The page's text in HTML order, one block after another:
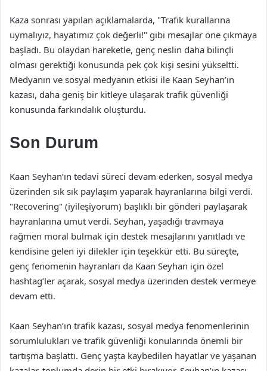
Kaza sonrası yapılan açıklamalarda, "Trafik kurallarına
uymalıyız, hayatımız çok değerli!" gibi mesajlar öne çıkmaya
başladı. Bu olaydan hareketle, genç neslin daha bilinçli
olması gerektiği konusunda pek çok kişi sesini yükseltti.
Medyanın ve sosyal medyanın etkisi ile Kaan Seyhan’ın
kazası, daha geniş bir kitleye ulaşarak trafik güvenliği
konusunda farkındalık oluşturdu.
Son Durum
Kaan Seyhan’ın tedavi süreci devam ederken, sosyal medya
üzerinden sık sık paylaşım yaparak hayranlarına bilgi verdi.
"Recovering" (iyileşiyorum) başlıklı bir gönderi paylaşarak
hayranlarına umut verdi. Seyhan, yaşadığı travmaya
rağmen moral bulmak için destek mesajlarını yanıtladı ve
kendisine gelen iyi dilekler için teşekkür etti. Bu süreçte,
genç fenomenin hayranları da Kaan Seyhan için özel
hashtag’ler açarak, sosyal medya üzerinden destek vermeye
devam etti.
Kaan Seyhan’ın trafik kazası, sosyal medya fenomenlerinin
sorumlulukları ve trafik güvenliği konularında önemli bir
tartışma başlattı. Genç yaşta kaybedilen hayatlar ve yaşanan